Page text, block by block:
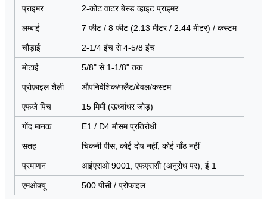
प्राइमर 2-कोट वाटर बेस्ड व्हाइट प्राइमर
लम्बाई 7 फीट / 8 फीट (2.13 मीटर / 2.44 मीटर) / कस्टम
चौड़ाई 2-1/4 इंच से 4-5/8 इंच
मोटाई 5/8" से 1-1/8" तक
प्रोफ़ाइल शैली औपनिवेशिक/फ्लैट/बेवल/कस्टम
एफजे पिच 15 मिमी (ऊर्ध्वाधर जोड़)
गोंद मानक E1 / D4 मौसम प्रतिरोधी
सतह चिकनी पीस, कोई दोष नहीं, कोई गाँठ नहीं
प्रमाणन आईएसओ 9001, एफएससी (अनुरोध पर), ई 1
एमओक्यू 500 पीसी / प्रोफाइल